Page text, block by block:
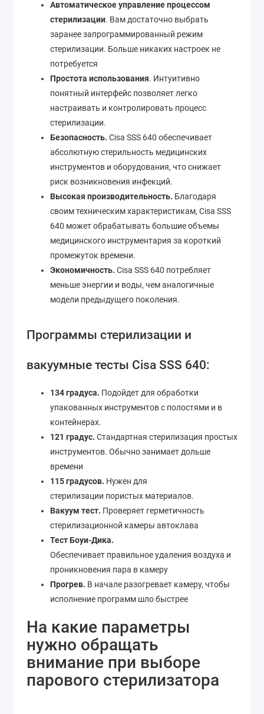
Автоматическое управление процессом
стерилизации. Вам достаточно выбрать
заранее запрограммированный режим
стерилизации. Больше никаких настроек не
потребуется
Простота использования. Интуитивно
понятный интерфейс позволяет легко
настраивать и контролировать процесс
стерилизации.
Безопасность. Cisa SSS 640 обеспечивает
абсолютную стерильность медицинских
инструментов и оборудования, что снижает
риск возникновения инфекций.
Высокая производительность. Благодаря
своим техническим характеристикам, Cisa SSS
640 может обрабатывать большие объемы
медицинского инструментария за короткий
промежуток времени.
Экономичность. Cisa SSS 640 потребляет
меньше энергии и воды, чем аналогичные
модели предыдущего поколения.
Программы стерилизации и
вакуумные тесты Cisa SSS 640:
134 градуса. Подойдет для обработки
упакованных инструментов с полостями и в
контейнерах.
121 градус. Стандартная стерилизация простых
инструментов. Обычно занимает дольше
времени
115 градусов. Нужен для
стерилизации пористых материалов.
Вакуум тест. Проверяет герметичность
стерилизационной камеры автоклава
Тест Боуи-Дика.
Обеспечивает правильное удаления воздуха и
проникновения пара в камеру
Прогрев. В начале разогревает камеру, чтобы
исполнение программ шло быстрее
На какие параметры
нужно обращать
внимание при выборе
парового стерилизатора